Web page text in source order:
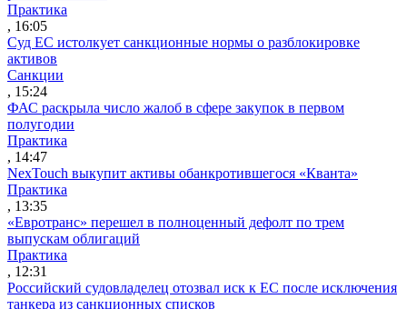
Практика
, 16:05
Суд ЕС истолкует санкционные нормы о разблокировке
активов
Санкции
, 15:24
ФАС раскрыла число жалоб в сфере закупок в первом
полугодии
Практика
, 14:47
NexTouch выкупит активы обанкротившегося «Кванта»
Практика
, 13:35
«Евротранс» перешел в полноценный дефолт по трем
выпускам облигаций
Практика
, 12:31
Российский судовладелец отозвал иск к ЕС после исключения
танкера из санкционных списков